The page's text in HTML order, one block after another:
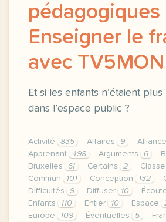
pédagogiques
Enseigner le
avec
Et si les enfants n’étaient
dans l’espace public ?
Activité 835 Affaires 9 Alliance
Apprenant
498 Arguments 6
Bruxelles
61 Certains 2 Classe
Commun
101 Conception 132
Difficultés
9 Diffuser 10
Enfants
110 Entier 10 Espace
Europe
109 Éventuelles 5